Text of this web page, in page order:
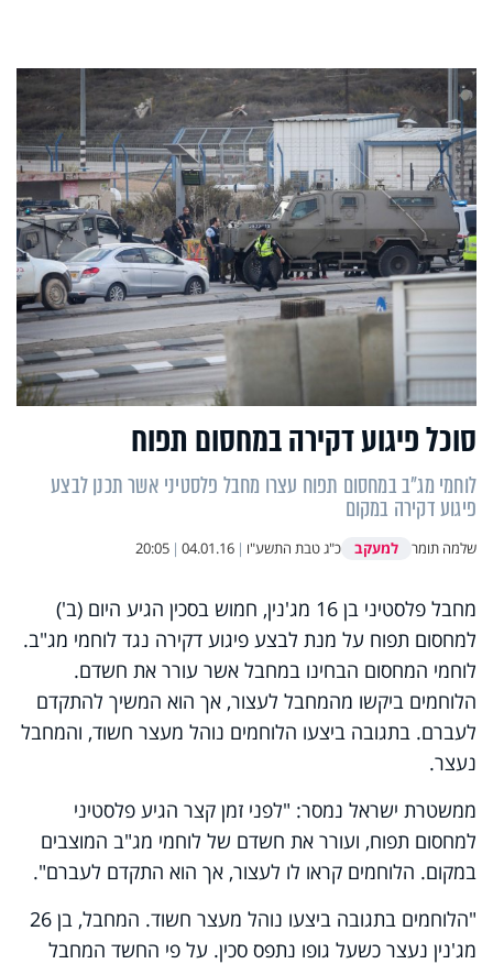
סוכל פיגוע דקירה במחסום תפוח
לוחמי מג"ב במחסום תפוח עצרו מחבל פלסטיני אשר תכנן לבצע
פיגוע דקירה במקום
שלמה תומר למעקב כ"ג טבת התשע"ו |
04.01.16
|
20:05
מחבל פלסטיני בן 16 מג'נין, חמוש בסכין הגיע היום (ב')
למחסום תפוח על מנת לבצע פיגוע דקירה נגד לוחמי מג"ב.
לוחמי המחסום הבחינו במחבל אשר עורר את חשדם.
הלוחמים ביקשו מהמחבל לעצור, אך הוא המשיך להתקדם
לעברם. בתגובה ביצעו הלוחמים נוהל מעצר חשוד, והמחבל
נעצר.
ממשטרת ישראל נמסר: "לפני זמן קצר הגיע פלסטיני
למחסום תפוח, ועורר את חשדם של לוחמי מג"ב המוצבים
במקום. הלוחמים קראו לו לעצור, אך הוא התקדם לעברם".
"הלוחמים בתגובה ביצעו נוהל מעצר חשוד. המחבל, בן 26
מג'נין נעצר כשעל גופו נתפס סכין. על פי החשד המחבל